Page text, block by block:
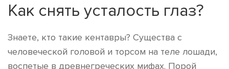
Как снять усталость глаз?
Знаете, кто такие кентавры? Существа с
человеческой головой и торсом на теле лошади,
воспетые в древнегреческих мифах. Порой